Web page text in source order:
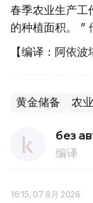
春季农业生产工
的种植面积。 ”
【编译：阿依波
黄金储备 农业
без
编译
16:15, 07 8月 2026